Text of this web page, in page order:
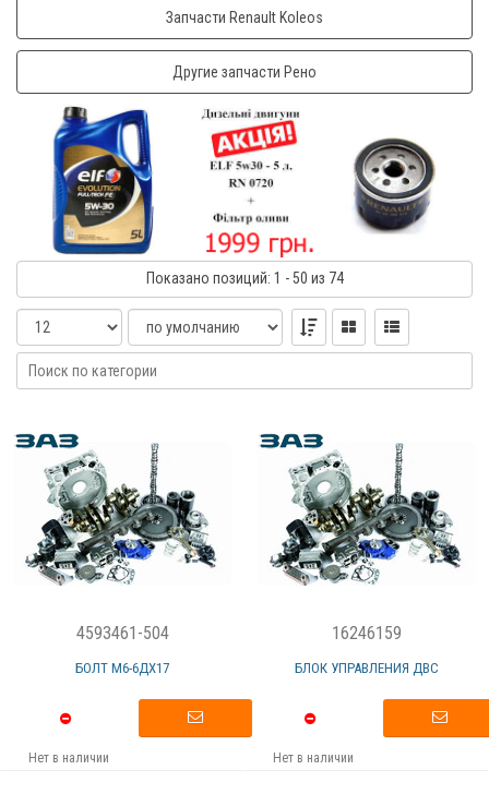
Запчасти Renault Koleos
Другие запчасти Рено
Показано позиций: 1 - 50 из 74
4593461-504
БОЛТ М6-6ДХ17
Нет в наличии
16246159
БЛОК УПРАВЛЕНИЯ ДВС
Нет в наличии